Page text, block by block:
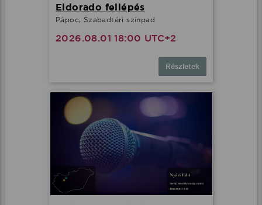
Eldorado fellépés
Pápoc, Szabadtéri színpad
2026.08.01 18:00 UTC+2
Részletek